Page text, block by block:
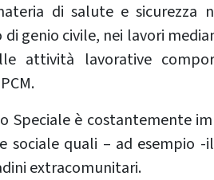
di salute e
genio civile, nei lavori
attività lavorative
Speciale è costantemente
sociale quali – ad esempio
extracomunitari.